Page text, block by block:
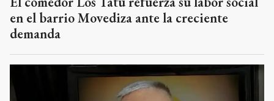
en el barrio Movediza ante la creciente
demanda